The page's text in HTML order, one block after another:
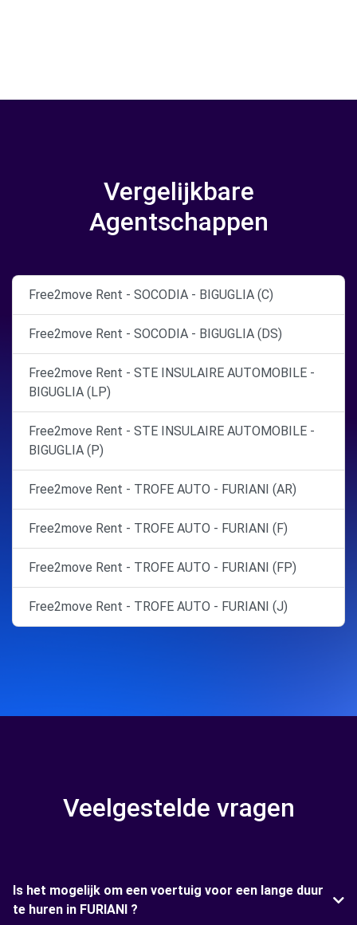
Vergelijkbare
Agentschappen
Free2move Rent - SOCODIA - BIGUGLIA (C)
Free2move Rent - SOCODIA - BIGUGLIA (DS)
Free2move Rent - STE INSULAIRE AUTOMOBILE -
BIGUGLIA (LP)
Free2move Rent - STE INSULAIRE AUTOMOBILE -
BIGUGLIA (P)
Free2move Rent - TROFE AUTO - FURIANI (AR)
Free2move Rent - TROFE AUTO - FURIANI (F)
Free2move Rent - TROFE AUTO - FURIANI (FP)
Free2move Rent - TROFE AUTO - FURIANI (J)
Veelgestelde vragen
Is het mogelijk om een voertuig voor een lange duur
te huren in FURIANI ?